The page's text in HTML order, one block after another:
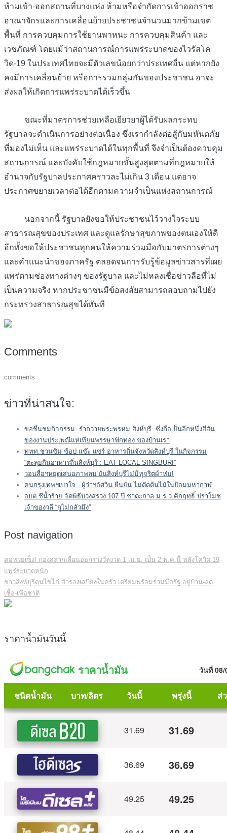
ห้ามเข้า-ออกสถานที่บางแห่ง ห้ามหรือจำกัดการเข้าออกราช
อาณาจักรและการเคลื่อนย้ายประชาชนจำนวนมากข้ามเขต
พื้นที่ การควบคุมการใช้ยานพาหนะ การควบคุมสินค้า และ
เวชภัณฑ์ โดยแม้ว่าสถานการณ์การแพร่ระบาดของไวรัสโค
วิด-19 ในประเทศไทยจะมีตัวเลขน้อยกว่าประเทศอื่น แต่หากยัง
คงมีการเคลื่อนย้าย หรือการรวมกลุ่มกันของประชาชน อาจะ
ส่งผลให้เกิดการแพร่ระบาดได้เร็วขึ้น
ขณะที่มาตรการช่วยเหลือเยียวยาผู้ได้รับผลกระทบ
รัฐบาลจะดำเนินการอย่างต่อเนื่อง ซึ่งเรากำลังต่อสู้กับมหันตภัย
ที่มองไม่เห็น และแพร่ระบาดได้ในทุกพื้นที่ จึงจำเป็นต้องควบคุม
สถานการณ์ และบังคับใช้กฎหมายขั้นสูงสุดตามที่กฎหมายให้
อำนาจกับรัฐบาลประกาศคราวละไม่เกิน 3 เดือน แต่อาจ
ประกาศขยายเวลาต่อได้อีกตามความจำเป็นแห่งสถานการณ์
นอกจากนี้ รัฐบาลยังขอให้ประชาชนไว้วางใจระบบ
สาธารณสุขของประเทศ และดูแลรักษาสุขภาพของตนเองให้ดี
อีกทั้งขอให้ประชาชนทุกคนให้ความร่วมมือกับมาตรการต่างๆ
และคำแนะนำของภาครัฐ ตลอดจนการรับรู้ข้อมูลข่าวสารที่เผย
แพร่ตามช่องทางต่างๆ ของรัฐบาล และไม่หลงเชื่อข่าวลือที่ไม่
เป็นความจริง หากประชาชนมีข้อสงสัยสามารถสอบถามไปยัง
กระทรวงสาธารณสุขได้ทันที
Comments
comments
ข่าวที่น่าสนใจ:
ขอชื่นชมกิจกรรม รำถวายพระพรหม สิงห์บุรี..ซึ่งถือเป็นอีกหนึ่งสีสัน
ของงานประเพณีแห่เทียนพรรษาฟักทอง ของบ้านเรา
ททท.ชวนชิม ช้อป แช๊ะ แชร์ อาหารถิ่นจังหวัดสิงห์บุรี ในกิจกรรม
“ตะลุยกินอาหารถิ่นสิงห์บุรี : EAT LOCAL SINGBURI”
วอนสื่อฯหยุดเสนอภาพลบ ยันสิงห์บุรีไม่มีทุจริตผ้าห่ม!
คนกรุงเทพฯเบาใจ.. ผู้ว่าฯอัศวิน ยืนยัน ไม่ตัดต้นไม้ในป้อมมหากาฬ
อบต.ชีน้ำร้าย จัดพิธีบวงสรวง 107 ปี ชาตะกาล ม.ร.ว.คึกฤทธิ์ ปราโมช
เจ้าของวลี “กูไม่กลัวมึง”
Post navigation
คอหวยเซ็ง! กองสลากเลื่อนออกรางวัลงวด 1 เม.ย. เป็น 2 พ.ค.นี้ หลังโควิด-19
แพร่ระบาดหนัก
ชาวสิงห์บุรีตุนไข่ไก่ สำรองเสบียงในครัว เตรียมพร้อมร่วมมือรัฐ อยู่บ้าน-ลด
เชื้อ-เพื่อชาติ
ราคาน้ำมันวันนี้